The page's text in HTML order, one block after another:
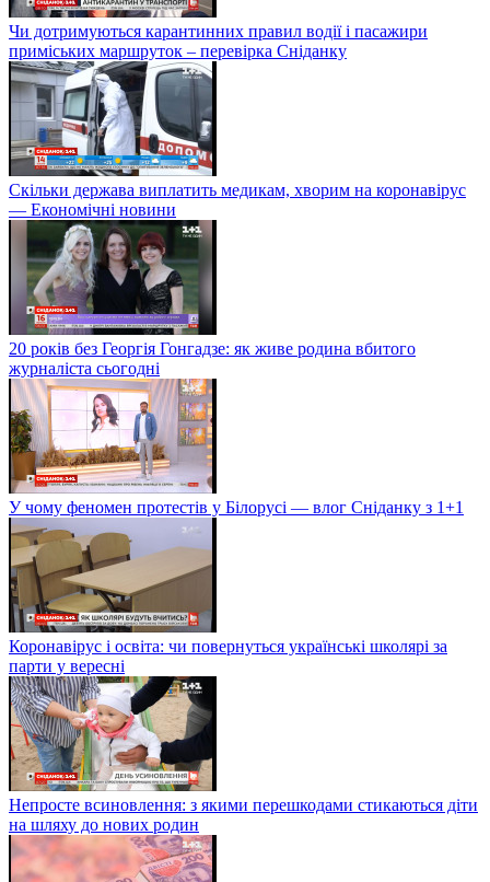
Чи дотримуються карантинних правил водії і пасажири
приміських маршруток – перевірка Сніданку
Скільки держава виплатить медикам, хворим на коронавірус
— Економічні новини
20 років без Георгія Гонгадзе: як живе родина вбитого
журналіста сьогодні
У чому феномен протестів у Білорусі — влог Сніданку з 1+1
Коронавірус і освіта: чи повернуться українські школярі за
парти у вересні
Непросте всиновлення: з якими перешкодами стикаються діти
на шляху до нових родин